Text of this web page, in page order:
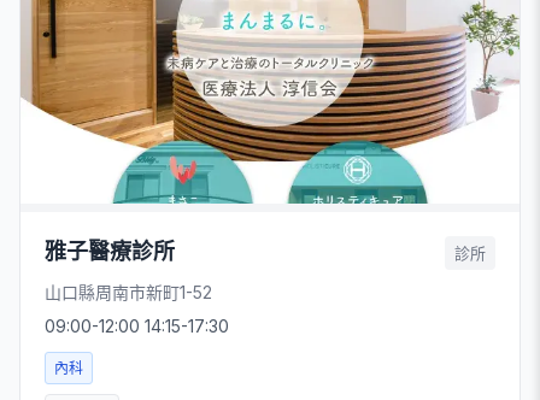
雅子醫療診所 診所
山口縣周南市新町1-52
09:00-12:00 14:15-17:30
內科